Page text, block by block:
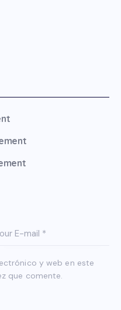
y web en este
que comente.